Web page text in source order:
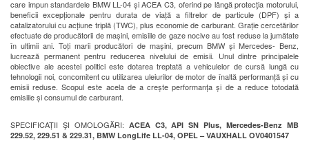
care impun standardele BMW LL-04 și ACEA C3, oferind pe lângă protecţia motorului,
beneficii excepționale pentru durata de viață a filtrelor de particule (DPF) și a
catalizatorului cu acțiune triplă (TWC), plus economie de carburant. Grație cercetărilor
efectuate de producătorii de mașini, emisiile de gaze nocive au fost reduse la jumătate
în ultimii ani. Toți marii producători de mașini, precum BMW și Mercedes- Benz,
lucrează permanent pentru reducerea nivelului de emisii. Unul dintre principalele
obiective ale acestei politici este dotarea treptată a vehiculelor de cursă lungă cu
tehnologii noi, concomitent cu utilizarea uleiurilor de motor de înaltă performanță și cu
emisii reduse. Scopul este acela de a crește performanța și de a reduce totodată
emisiile și consumul de carburant.
SPECIFICAȚII ŞI OMOLOGĂRI: ACEA C3, API SN Plus, Mercedes-Benz MB
229.52, 229.51 & 229.31, BMW LongLife LL-04, OPEL – VAUXHALL OV0401547